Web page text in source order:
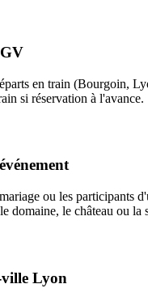
en train (Bourgoin,
si réservation à l'avance.
ou les participants
domaine, le château ou la
Lyon